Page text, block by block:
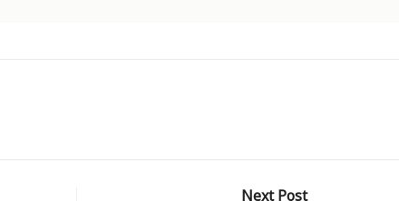
Next Post